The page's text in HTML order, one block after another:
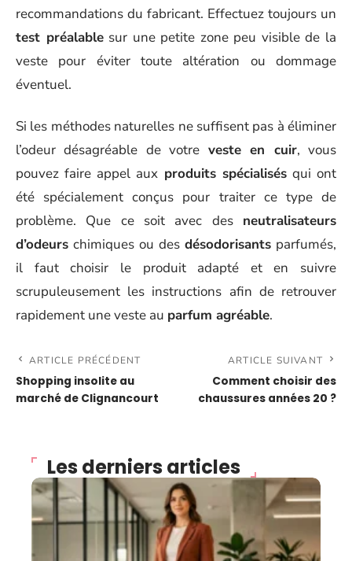
recommandations du fabricant. Effectuez toujours un
test préalablesur une petite zone peu visible de la
veste pour éviter toute altération ou dommage
éventuel.
Si les méthodes naturelles ne suffisent pas à éliminer
l’odeur désagréable de votre veste en cuir, vous
pouvez faire appel aux produits spécialisésqui ont
été spécialement conçus pour traiter ce type de
problème. Que ce soit avec des neutralisateurs
d’odeurs chimiques ou des désodorisants parfumés,
il faut choisir le produit adapté et en suivre
scrupuleusement les instructions afin de retrouver
rapidement une veste au parfum agréable.
ARTICLE PRÉCÉDENT
Shopping insolite au
marché de Clignancourt
ARTICLE SUIVANT
Comment choisir des
chaussures années 20 ?
Les derniers articles